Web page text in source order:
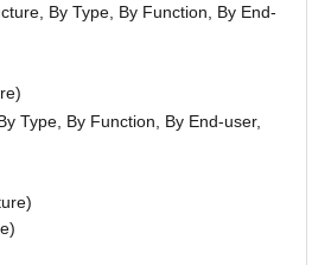
By Type, By Function, By End-
Type, By Function, By End-user,